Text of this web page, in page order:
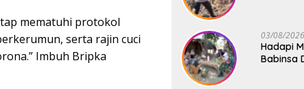
mematuhi protokol
serta rajin cuci
Imbuh Bripka
Swadaya
03/08/2026
Hadapi
Babinsa